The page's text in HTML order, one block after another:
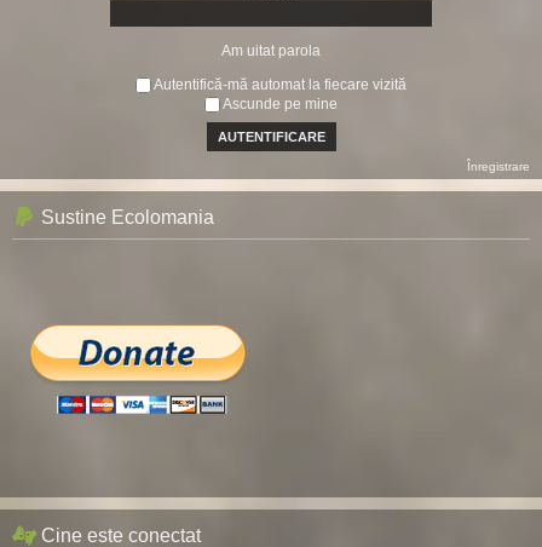
Am uitat parola
Autentifică-mă automat la fiecare vizită
Ascunde pe mine
Înregistrare
Sustine Ecolomania
Cine este conectat